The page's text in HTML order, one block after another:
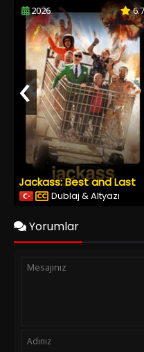
2026 6.7
Jackass: Best and Last
Dublaj & Altyazı
‹
Yorumlar